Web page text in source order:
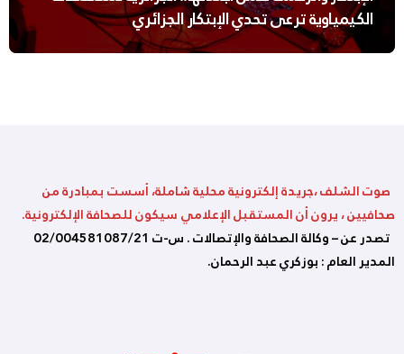
الكيمياوية ترعى تحدي الإبتكار الجزائري
صوت الشلف ،جريدة إلكترونية محلية شاملة، أسست بمبادرة من
صحافيين ، يرون أن المستقبل الإعلامي سيكون للصحافة الإلكترونية.
تصدر عن – وكالة الصحافة والإتصالات . س-ت 02/004581087/21
المدير العام : بوزكري عبد الرحمان.